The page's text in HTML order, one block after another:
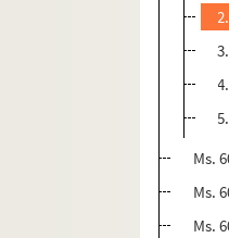
Ms.
Ms.
Ms.